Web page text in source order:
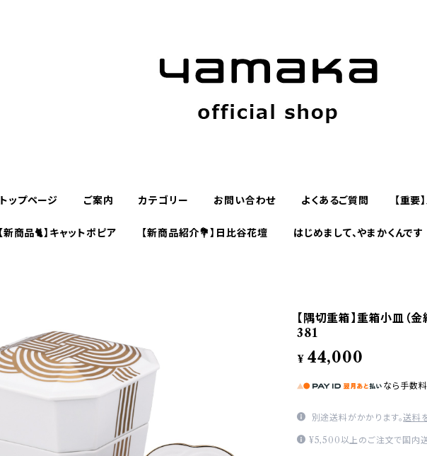
トップページ ご案内 カテゴリー お問い合わせ よくあるご質問 【重
【新商品🐈】キャットポピア 【新商品紹介💐】日比谷花壇 はじめまして、やまかくんです
【隅切重箱】重箱小皿（
381
¥ 44,000
なら 手数
別途送料がかかります。送料
¥5,500以上のご注文で国内送